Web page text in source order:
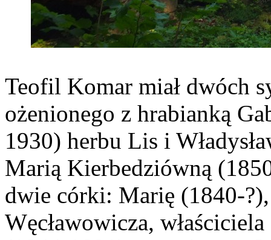
Teofil Komar miał dwóch
ożenionego z hrabianką
1930) herbu Lis i
Marią Kierbedziówną
dwie córki: Marię (1840-
Węcławowicza,